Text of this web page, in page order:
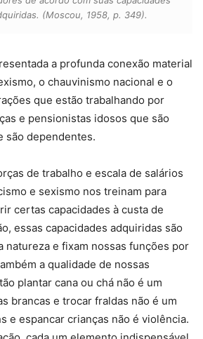
(Moscou, 1958, p. 349).
a profunda conexão material
o chauvinismo nacional e o
que estão trabalhando por
e pensionistas idosos que são
são dependentes.
de trabalho e escala de salários
e sexismo nos treinam para
certas capacidades à custa de
essas capacidades adquiridas são
natureza e fixam nossas funções por
a qualidade de nossas
plantar cana ou chá não é um
brancas e trocar fraldas não é um
e espancar crianças não é violência.